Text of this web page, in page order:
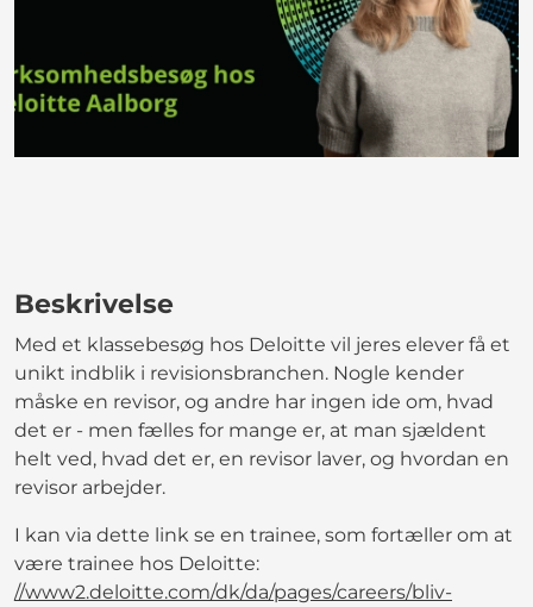
Beskrivelse
Med et klassebesøg hos Deloitte vil jeres elever få et
unikt indblik i revisionsbranchen. Nogle kender
måske en revisor, og andre har ingen ide om, hvad
det er - men fælles for mange er, at man sjældent
helt ved, hvad det er, en revisor laver, og hvordan en
revisor arbejder.
I kan via dette link se en trainee, som fortæller om at
være trainee hos Deloitte:
//www2.deloitte.com/dk/da/pages/careers/bliv-